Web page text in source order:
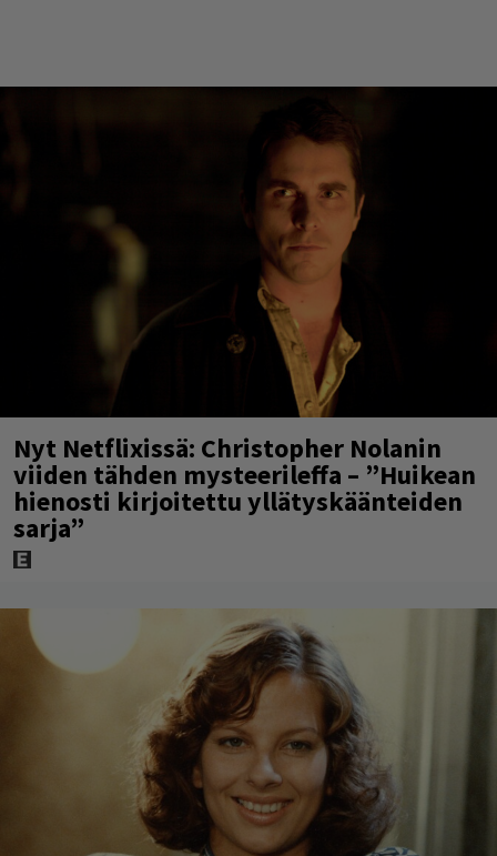
Nyt Netflixissä: Christopher Nolanin
viiden tähden mysteerileffa – ”Huikean
hienosti kirjoitettu yllätyskäänteiden
sarja”